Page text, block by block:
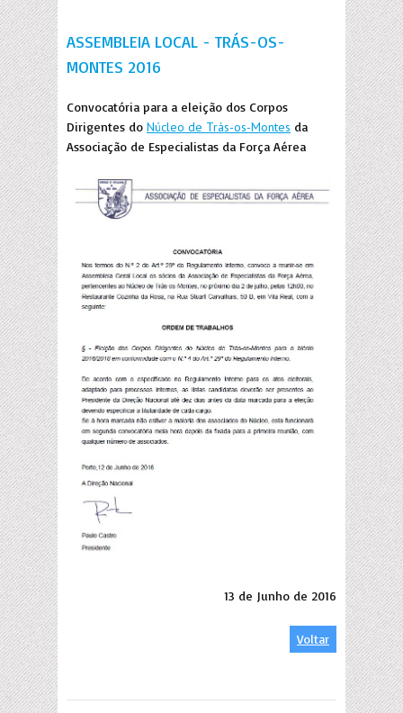
ASSEMBLEIA LOCAL - TRÁS-OS-
MONTES 2016
Convocatória para a eleição dos Corpos
Dirigentes do Núcleo de Trás-os-Montes da
Associação de Especialistas da Força Aérea
13 de Junho de 2016
Voltar